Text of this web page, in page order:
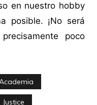
en nuestro hobby
posible. ¡No será
poco